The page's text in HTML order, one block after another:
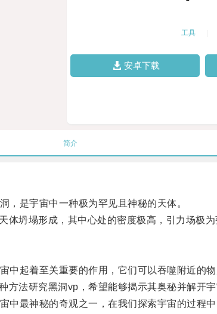
工具
安卓下载
简介
是宇宙中一种极为罕见且神秘的天体。
坍塌形成，其中心处的密度极高，引力场极为
起着至关重要的作用，它们可以吞噬附近的物
法研究黑洞vp，希望能够揭示其奥秘并解开宇
最神秘的奇观之一，在我们探索宇宙的过程中